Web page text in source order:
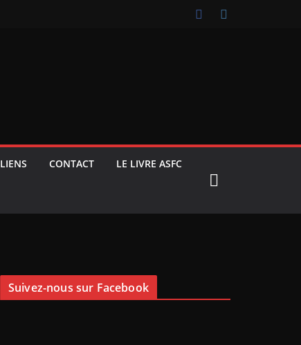
LIENS CONTACT LE LIVRE ASFC
Suivez-nous sur Facebook